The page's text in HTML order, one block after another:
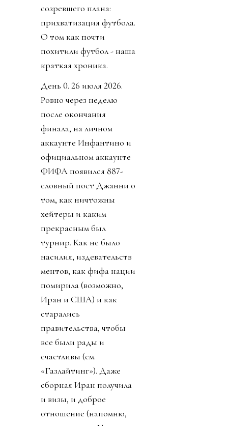
созревшего плана:
прихватизация футбола.
О том как почти
похитили футбол - наша
краткая хроника.
День 0. 26 июля 2026.
Ровно через неделю
после окончания
финала, на личном
аккаунте Инфантино и
официальном аккаунте
ФИФА появился 887-
словный пост Джанни о
том, как ничтожны
хейтеры и каким
прекрасным был
турнир. Как не было
насилия, издевательств
ментов, как фифа нации
помирила (возможно,
Иран и США) и как
старались
правительства, чтобы
все были рады и
счастливы (см.
«Газлайтинг»). Даже
сборная Иран получила
и визы, и доброе
отношение (напомню,